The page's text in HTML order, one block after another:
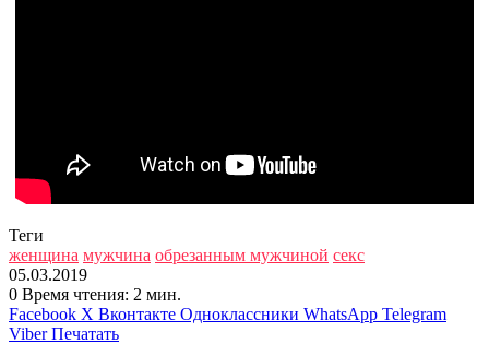
Теги
женщина мужчина обрезанным мужчиной секс
05.03.2019
0 Время чтения: 2 мин.
Facebook X Вконтакте Одноклассники WhatsApp Telegram
Viber Печатать